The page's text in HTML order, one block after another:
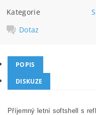
Kategorie
Dotaz
POPIS
DISKUZE
Příjemný letní softshell s